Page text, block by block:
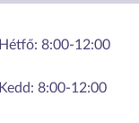
Hétfő: 8:00-12:00
Kedd: 8:00-12:00